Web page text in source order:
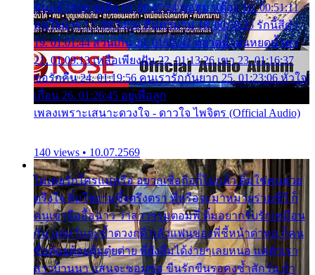
ฉันแล้วจงตายเสีย 15. 00:47:24 ขอสูมาเต๊อะ 16. 00:51:11
คนใจมาร 17. 00:54:50 คืนทรมาน 18. 00:58:25 รักนี้สีดำ
19. 01:01:44 ส่วนเกิน 20. 01:05:42 หยาดน้ำฝนหยดน้ำตา
21. 01:09:13 เหลือเพียงฝัน 22. 01:13:26 เขา 23. 01:16:37
ขอรักคืน 24. 01:19:56 คนเรารักกันยาก 25. 01:23:06 หัวใจ
เถื่อน 26. 01:26:45 อยู่เพื่อลูก
เพลงเพราะเสนาะดวงใจ - ดาวใจ ไพจิตร (Official Audio)
140 views • 10.07.2569
ไม่เคยรักใครแน่หรือ อยากเชื่อถือก็ไม่กล้า ติ๋มใช่คนสวย
ตรึงใจ ติ๋มใช่งามซึ้งตรึงตรา พี่หรือจะมาหมายร่วมชีวี ก็
คนเขาลืออื้อฉาว ว่าสาวๆรุมตอมพี่ ติ๋มอยากรับรักเหมือน
กัน แต่หวั่นจะช้ำดวงฤดี กลัวแฟนของพี่ชี้หน้าด่าทอ ก็คน
ชื่อต๋อยต้อยตุ้มตุ๋ยต่าย พี่ยังลืมได้ง่ายๆเลยหนอ แค่ตัวเรา
สาวบ้านนา แสนจะซอมซ่อ ขืนรักขืนรอคงช้ำสักวัน ถ้า